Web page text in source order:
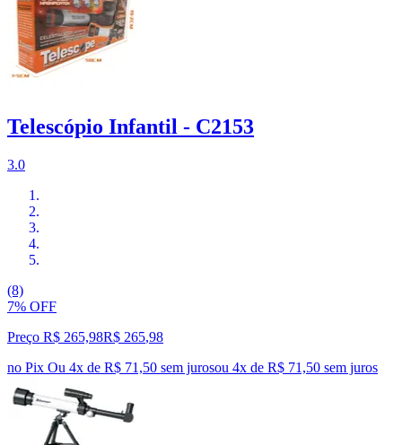
Telescópio Infantil - C2153
3.0
(8)
7% OFF
Preço R$ 265,98R$ 265,98
no Pix Ou 4x de R$ 71,50 sem jurosou 4x de R$ 71,50 sem juros